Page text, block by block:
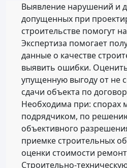
Выявление нарушений и
допущенных при
строительстве помогут
Экспертиза помогает
данные о качестве
выявить ошибки.
упущенную выгоду от не
сдачи объекта по
Необходима при: спорах
подрядчиком, по
объективного
приемке строительных
оценки стоимости
Строительно-